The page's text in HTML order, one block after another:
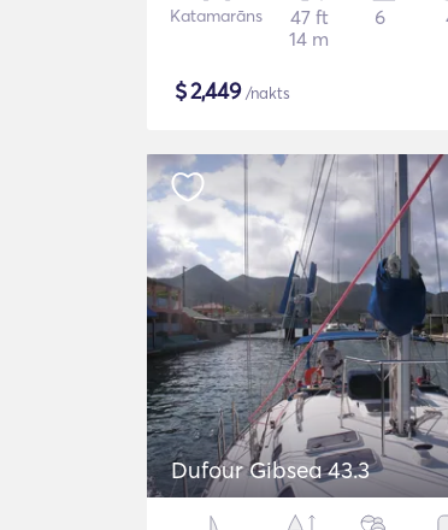
Katamarāns
47 ft
14 m
6
$2,449/nakts
Dufour Gibsea 43.3